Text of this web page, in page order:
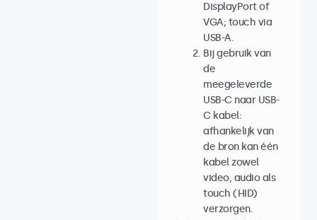
DisplayPort of
VGA; touch via
USB-A.
Bij gebruik van
de
meegeleverde
USB-C naar USB-
C kabel:
afhankelijk van
de bron kan één
kabel zowel
video, audio als
touch (HID)
verzorgen.